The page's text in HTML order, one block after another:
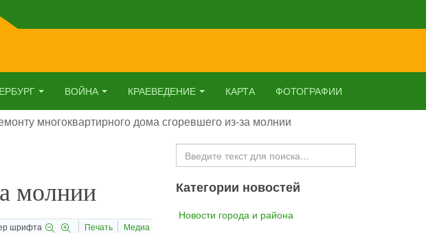
ВОЙНА КРАЕВЕДЕНИЕ КАРТА ФОТОГРАФИИ
многоквартирного дома сгоревшего из-за молнии
молнии
шрифта Печать Медиа
Искать...
Категории новостей
Новости города и района